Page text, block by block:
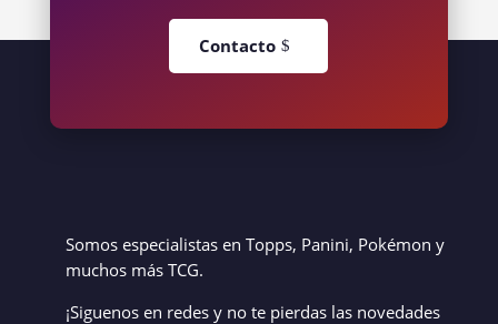
Contacto
Somos especialistas en Topps, Panini, Pokémon y
muchos más TCG.
¡Siguenos en redes y no te pierdas las novedades